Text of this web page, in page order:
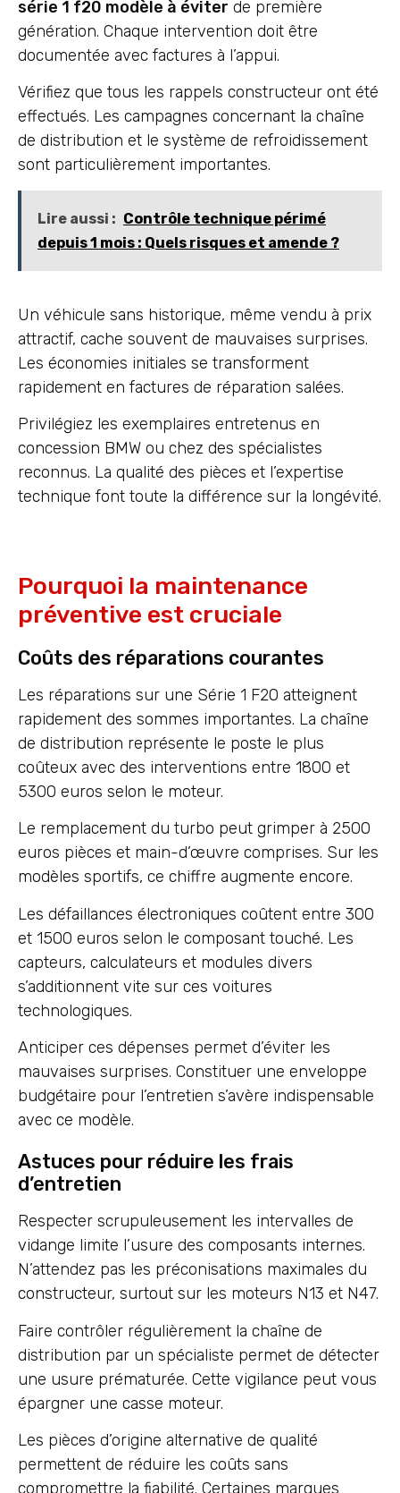
série 1 f20 modèle à éviter de première
génération. Chaque intervention doit être
documentée avec factures à l’appui.
Vérifiez que tous les rappels constructeur ont été
effectués. Les campagnes concernant la chaîne
de distribution et le système de refroidissement
sont particulièrement importantes.
Lire aussi : Contrôle technique périmé
depuis 1 mois : Quels risques et amende ?
Un véhicule sans historique, même vendu à prix
attractif, cache souvent de mauvaises surprises.
Les économies initiales se transforment
rapidement en factures de réparation salées.
Privilégiez les exemplaires entretenus en
concession BMW ou chez des spécialistes
reconnus. La qualité des pièces et l’expertise
technique font toute la différence sur la longévité.
Pourquoi la maintenance
préventive est cruciale
Coûts des réparations courantes
Les réparations sur une Série 1 F20 atteignent
rapidement des sommes importantes. La chaîne
de distribution représente le poste le plus
coûteux avec des interventions entre 1800 et
5300 euros selon le moteur.
Le remplacement du turbo peut grimper à 2500
euros pièces et main-d’œuvre comprises. Sur les
modèles sportifs, ce chiffre augmente encore.
Les défaillances électroniques coûtent entre 300
et 1500 euros selon le composant touché. Les
capteurs, calculateurs et modules divers
s’additionnent vite sur ces voitures
technologiques.
Anticiper ces dépenses permet d’éviter les
mauvaises surprises. Constituer une enveloppe
budgétaire pour l’entretien s’avère indispensable
avec ce modèle.
Astuces pour réduire les frais
d’entretien
Respecter scrupuleusement les intervalles de
vidange limite l’usure des composants internes.
N’attendez pas les préconisations maximales du
constructeur, surtout sur les moteurs N13 et N47.
Faire contrôler régulièrement la chaîne de
distribution par un spécialiste permet de détecter
une usure prématurée. Cette vigilance peut vous
épargner une casse moteur.
Les pièces d’origine alternative de qualité
permettent de réduire les coûts sans
compromettre la fiabilité. Certaines marques